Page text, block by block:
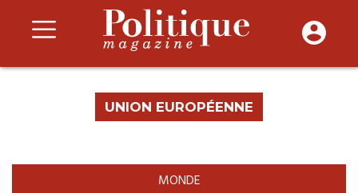
UNION EUROPÉENNE
MONDE